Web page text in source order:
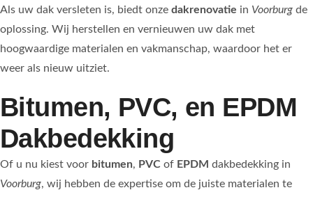
Als uw dak versleten is, biedt onze dakrenovatie in Voorburgde
oplossing. Wij herstellen en vernieuwen uw dak met
hoogwaardige materialen en vakmanschap, waardoor het er
weer als nieuw uitziet.
Bitumen, PVC, en EPDM
Dakbedekking
Of u nu kiest voor bitumen, PVCof EPDM dakbedekking in
Voorburg, wij hebben de expertise om de juiste materialen te